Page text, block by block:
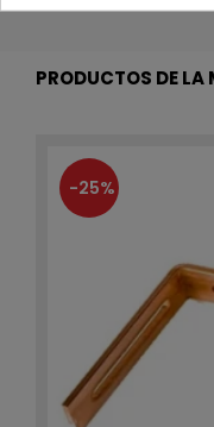
PRODUCTOS DE
-25%